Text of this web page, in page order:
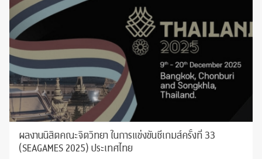
ผลงานนิสิตคณะจิตวิทยา ในการแข่งขันซีเกมส์ครั้งที่ 33
(SEAGAMES 2025) ประเทศไทย